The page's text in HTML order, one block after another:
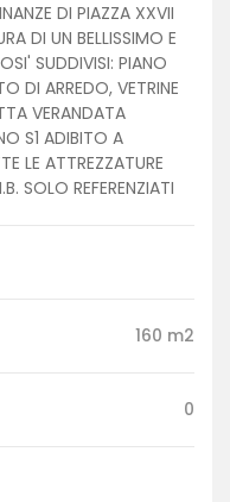
DI PIAZZA XXVII
DI UN BELLISSIMO E
SUDDIVISI: PIANO
DI ARREDO, VETRINE
VERANDATA
S1 ADIBITO A
LE ATTREZZATURE
SOLO REFERENZIATI
160 m2
0